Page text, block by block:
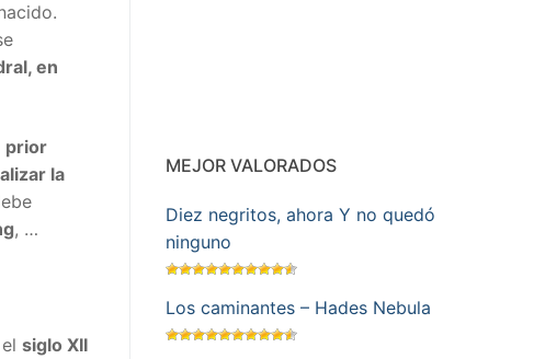
en
prior
la
, …
siglo XII
MEJOR VALORADOS
Diez negritos, ahora Y no quedó
ninguno
Los caminantes – Hades Nebula